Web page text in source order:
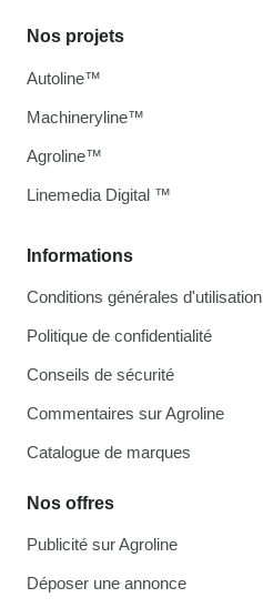
Informations
Conditions générales d'utilisation
Politique de confidentialité
Conseils de sécurité
Commentaires sur Agroline
Catalogue de marques
Nos offres
Publicité sur Agroline
Déposer une annonce
Nos projets
Autoline™
Machineryline™
Agroline™
Linemedia Digital ™